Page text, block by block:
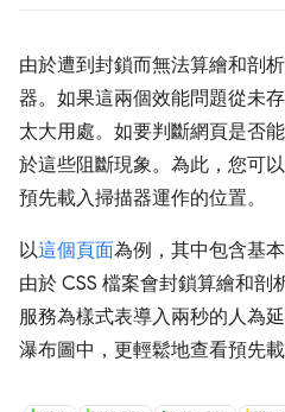
由於遭到封鎖而無法算繪和剖
器。 如果這兩個效能問題從未
太大用處。如要判斷網頁是否
於這些阻斷現象。為此，您可
預先載入掃描器運作的位置。
以這個頁面為例，其中包含基
由於 CSS 檔案會封鎖算繪和
服務為樣式表導入兩秒的人為
瀑布圖中，更輕鬆地查看預先